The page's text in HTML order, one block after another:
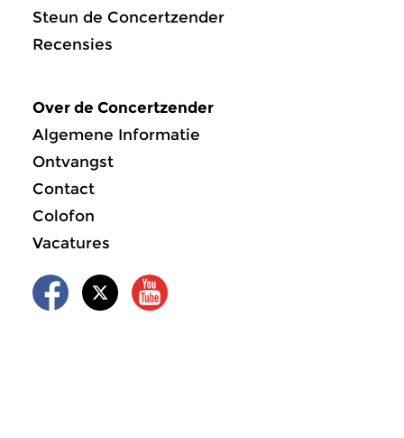
Steun de Concertzender
Recensies
Over de Concertzender
Algemene Informatie
Ontvangst
Contact
Colofon
Vacatures